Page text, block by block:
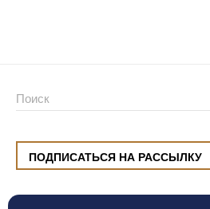
ПОДПИСАТЬСЯ НА РАССЫЛКУ
ул. Малышева, 8, Екатеринбург